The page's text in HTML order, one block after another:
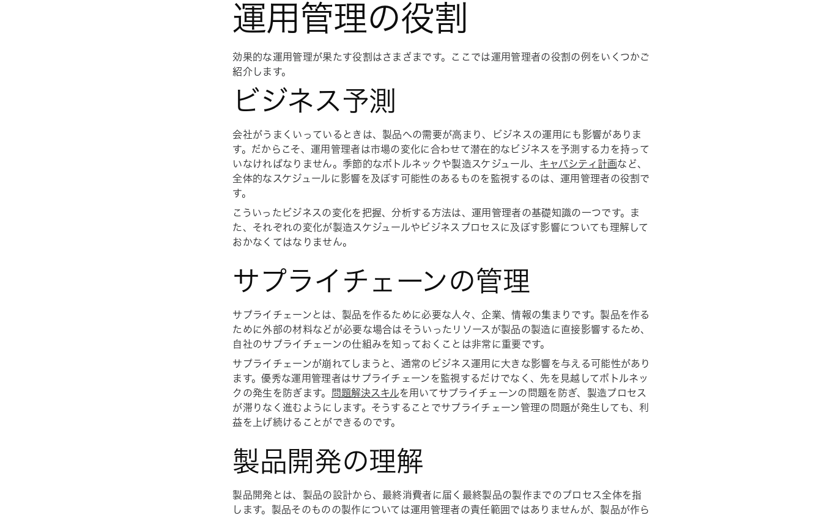
運用管理の役割
効果的な運用管理が果たす役割はさまざまです。ここでは運用管理者の役割の例をいくつかご
紹介します。
ビジネス予測
会社がうまくいっているときは、製品への需要が高まり、ビジネスの運用にも影響がありま
す。だからこそ、運用管理者は市場の変化に合わせて潜在的なビジネスを予測する力を持って
いなければなりません。季節的なボトルネックや製造スケジュール、 キャパシティ計画など、
全体的なスケジュールに影響を及ぼす可能性のあるものを監視するのは、運用管理者の役割で
す。
こういったビジネスの変化を把握、分析する方法は、運用管理者の基礎知識の一つです。ま
た、それぞれの変化が製造スケジュールやビジネスプロセスに及ぼす影響についても理解して
おかなくてはなりません。
サプライチェーンの管理
サプライチェーンとは、製品を作るために必要な人々、企業、情報の集まりです。製品を作る
ために外部の材料などが必要な場合はそういったリソースが製品の製造に直接影響するため、
自社のサプライチェーンの仕組みを知っておくことは非常に重要です。
サプライチェーンが崩れてしまうと、通常のビジネス運用に大きな影響を与える可能性があり
ます。優秀な運用管理者はサプライチェーンを監視するだけでなく、先を見越してボトルネッ
クの発生を防ぎます。
問題解決スキルを用いてサプライチェーンの問題を防ぎ、製造プロセス
が滞りなく進むようにします。そうすることでサプライチェーン管理の問題が発生しても、利
益を上げ続けることができるのです。
製品開発の理解
製品開発とは、製品の設計から、最終消費者に届く最終製品の製作までのプロセス全体を指
します。製品そのものの製作については運用管理者の責任範囲ではありませんが、製品が作ら